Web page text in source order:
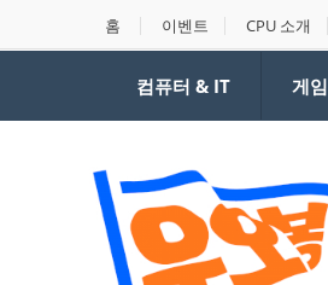
홈 이벤트 CPU 소개
컴퓨터 & IT 게임